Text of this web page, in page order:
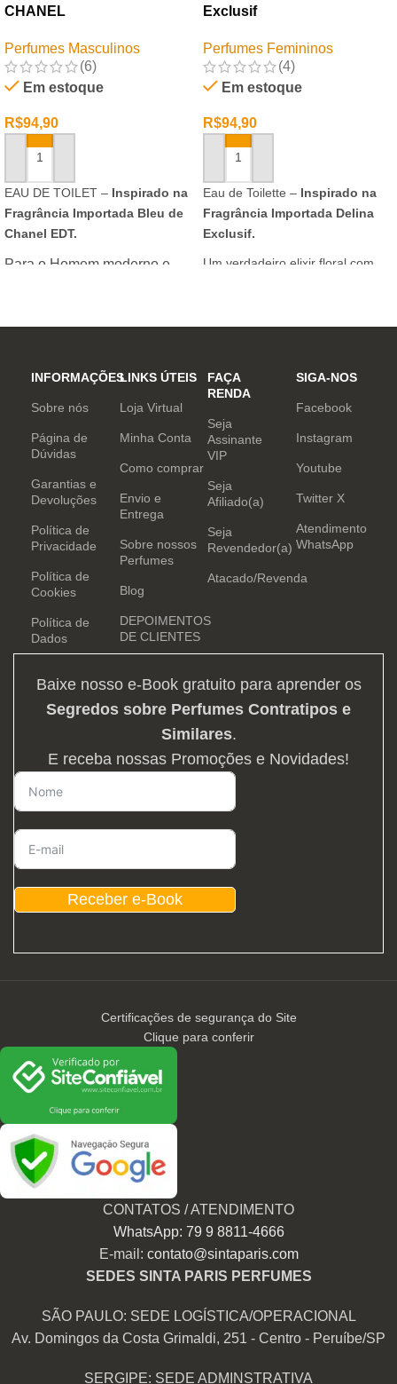
CHANEL
Perfumes Masculinos
(6)
Em estoque
R$94,90
ADICIONAR AO CARRINHO
EAU DE TOILET – Inspirado na
Fragrância Importada Bleu de
Chanel EDT.
Para o Homem moderno e
inovar sempre, provocando
e determinação.
Exclusif
Perfumes Femininos
(4)
Em estoque
R$94,90
ADICIONAR AO CARRINHO
Eau de Toilette – Inspirado na
Fragrância Importada Delina
Exclusif.
Um verdadeiro elixir floral com
INFORMAÇÕES
Sobre nós
Página de
Dúvidas
Garantias e
Devoluções
Política de
Privacidade
Política de
Cookies
Política de
Dados
LINKS ÚTEIS
Loja Virtual
Minha Conta
Como comprar
Envio e
Entrega
Sobre nossos
Perfumes
Blog
DEPOIMENTOS
DE CLIENTES
FAÇA
RENDA
Seja
Assinante
VIP
Seja
Afiliado(a)
Seja
Revendedor(a)
Atacado/Revenda
SIGA-NOS
Facebook
Instagram
Youtube
Twitter X
Atendimento
WhatsApp
Baixe nosso e-Book gratuito para aprender os
Segredos sobre Perfumes Contratipos e
Similares.
E receba nossas Promoções e Novidades!
Receber e-Book
Certificações de segurança do Site
Clique para conferir
CONTATOS / ATENDIMENTO
WhatsApp: 79 9 8811-4666
E-mail: contato@sintaparis.com
SEDES SINTA PARIS PERFUMES
SÃO PAULO: SEDE LOGÍSTICA/OPERACIONAL
Av. Domingos da Costa Grimaldi, 251 - Centro - Peruíbe/SP
SERGIPE: SEDE ADMINSTRATIVA